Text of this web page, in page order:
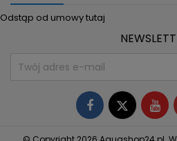
Odstąp od umowy tutaj
Facebook
Twitter